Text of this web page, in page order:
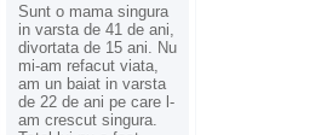
Sunt o mama singura
in varsta de 41 de ani,
divortata de 15 ani. Nu
mi-am refacut viata,
am un baiat in varsta
de 22 de ani pe care l-
am crescut singura.